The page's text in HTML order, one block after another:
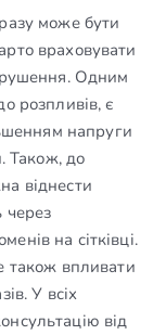
може бути
враховувати
Одним
розпливів, є
напруги
Також, до
віднести
через
на сітківці.
також впливати
У всіх
від